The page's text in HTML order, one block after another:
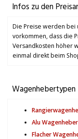
Infos zu den
Die Preise werden bei
vorkommen, dass die
Versandkosten höher
einmal direkt beim
Wagenhebertypen
Alu Wagenheber
Flacher